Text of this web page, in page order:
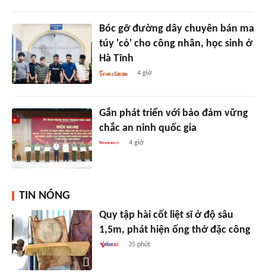
Bóc gỡ đường dây chuyên bán ma
túy 'cỏ' cho công nhân, học sinh ở
Hà Tĩnh
4 giờ
Gắn phát triển với bảo đảm vững
chắc an ninh quốc gia
4 giờ
TIN NÓNG
Quy tập hài cốt liệt sĩ ở độ sâu
1,5m, phát hiện ống thở đặc công
35 phút